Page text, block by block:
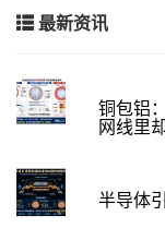
最新资讯
铜包铝
网线里
半导体